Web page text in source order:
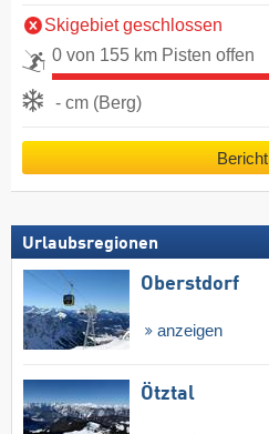
Skigebiet geschlossen
0 von 155 km Pisten offen
- cm (Berg)
Bericht
Urlaubsregionen
Oberstdorf
anzeigen
Ötztal